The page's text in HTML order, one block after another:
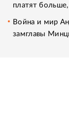
платят
Война и мир
замглавы